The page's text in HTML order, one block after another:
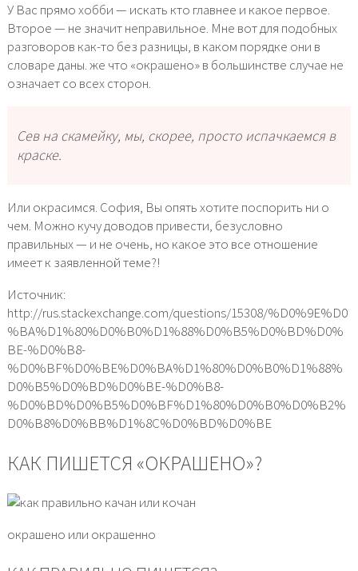
У Вас прямо хобби — искать кто главнее и какое первое.
Второе — не значит неправильное. Мне вот для подобных
разговоров как-то без разницы, в каком порядке они в
словаре даны. же что «окрашено» в большинстве случае не
означает со всех сторон.
Cев на скамейку, мы, скорее, просто испачкаемся в
краске.
Или окрасимся. София, Вы опять хотите поспорить ни о
чем. Можно кучу доводов привести, безусловно
правильных — и не очень, но какое это все отношение
имеет к заявленной теме?!
Источник:
http://rus.stackexchange.com/questions/15308/%D0%9E%D0
%BA%D1%80%D0%B0%D1%88%D0%B5%D0%BD%D0%
BE-%D0%B8-
%D0%BF%D0%BE%D0%BA%D1%80%D0%B0%D1%88%
D0%B5%D0%BD%D0%BE-%D0%B8-
%D0%BD%D0%B5%D0%BF%D1%80%D0%B0%D0%B2%
D0%B8%D0%BB%D1%8C%D0%BD%D0%BE
КАК ПИШЕТСЯ «ОКРАШЕНО»?
окрашено или окрашенно